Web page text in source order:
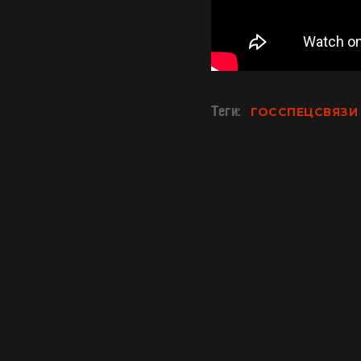
Теги: ГОССПЕЦСВЯЗИ